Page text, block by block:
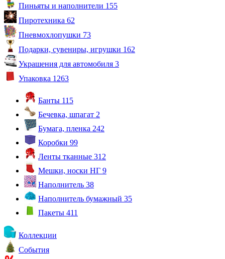
Пиньяты и наполнители 155
Пиротехника 62
Пневмохлопушки 73
Подарки, сувениры, игрушки 162
Украшения для автомобиля 3
Упаковка 1263
Банты 115
Бечевка, шпагат 2
Бумага, пленка 242
Коробки 99
Ленты тканные 312
Мешки, носки НГ 9
Наполнитель 38
Наполнитель бумажный 35
Пакеты 411
Коллекции
События